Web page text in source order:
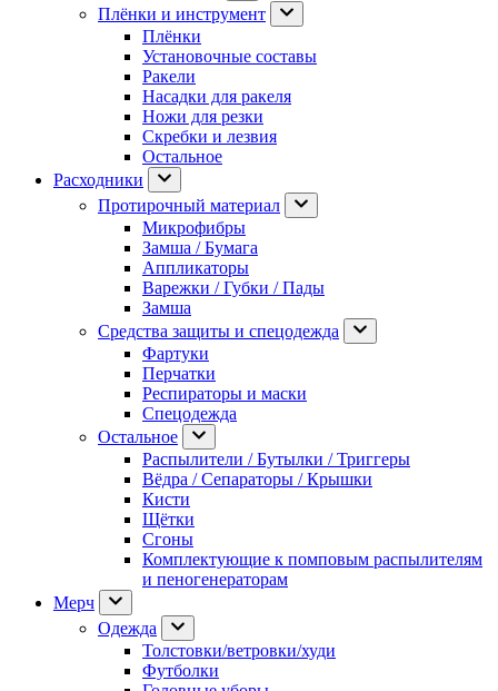
Плёнки и инструмент
Плёнки
Установочные составы
Ракели
Насадки для ракеля
Ножи для резки
Скребки и лезвия
Остальное
Расходники
Протирочный материал
Микрофибры
Замша / Бумага
Аппликаторы
Варежки / Губки / Пады
Замша
Средства защиты и спецодежда
Фартуки
Перчатки
Респираторы и маски
Спецодежда
Остальное
Распылители / Бутылки / Триггеры
Вёдра / Сепараторы / Крышки
Кисти
Щётки
Сгоны
Комплектующие к помповым распылителям
и пеногенераторам
Мерч
Одежда
Толстовки/ветровки/худи
Футболки